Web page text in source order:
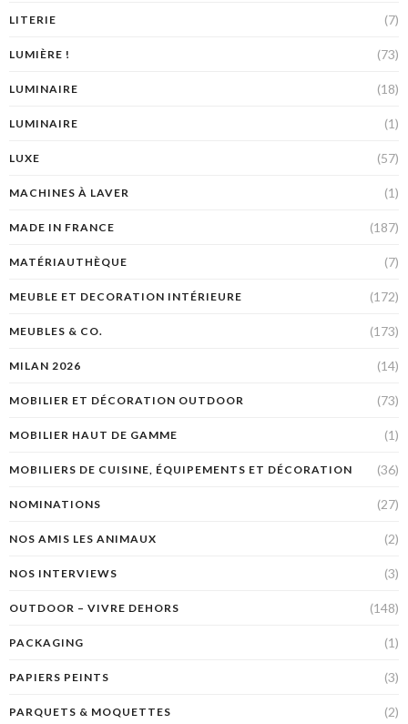
LITERIE (7)
LUMIÈRE ! (73)
LUMINAIRE (18)
LUMINAIRE (1)
LUXE (57)
MACHINES À LAVER (1)
MADE IN FRANCE (187)
MATÉRIAUTHÈQUE (7)
MEUBLE ET DECORATION INTÉRIEURE (172)
MEUBLES & CO. (173)
MILAN 2026 (14)
MOBILIER ET DÉCORATION OUTDOOR (73)
MOBILIER HAUT DE GAMME (1)
MOBILIERS DE CUISINE, ÉQUIPEMENTS ET DÉCORATION (36)
NOMINATIONS (27)
NOS AMIS LES ANIMAUX (2)
NOS INTERVIEWS (3)
OUTDOOR – VIVRE DEHORS (148)
PACKAGING (1)
PAPIERS PEINTS (3)
PARQUETS & MOQUETTES (2)